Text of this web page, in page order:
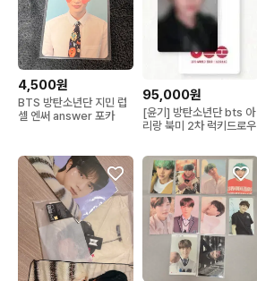
4,500원
BTS 방탄소년단 지민 럽
셀 엔써 answer 포카
95,000원
[윤기] 방탄소년단 bts 아
리랑 북미 2차 럭키드로우